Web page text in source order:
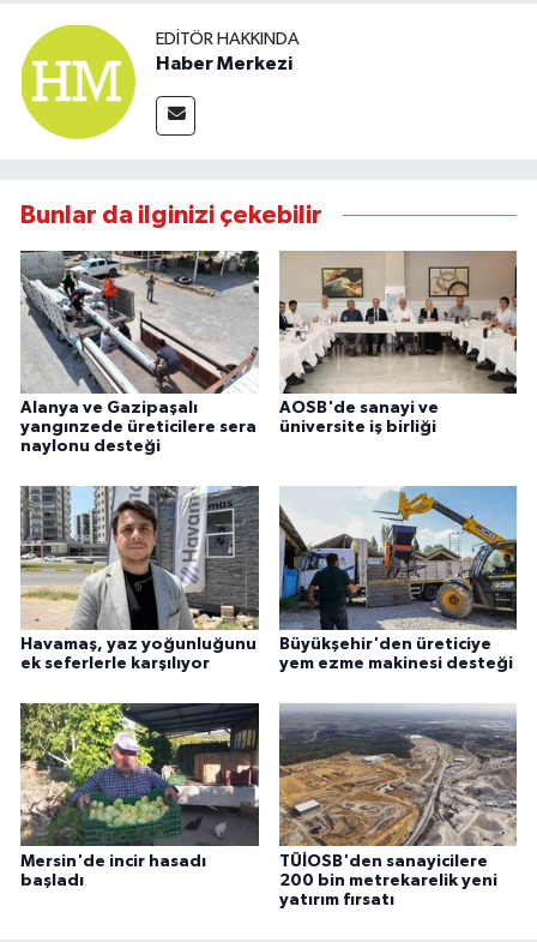
EDITÖR HAKKINDA
Haber Merkezi
Bunlar da ilginizi çekebilir
Alanya ve Gazipaşalı
yangınzede üreticilere sera
naylonu desteği
AOSB'de sanayi ve
üniversite iş birliği
Havamaş, yaz yoğunluğunu
ek seferlerle karşılıyor
Büyükşehir'den üreticiye
yem ezme makinesi desteği
Mersin'de incir hasadı
başladı
TÜİOSB'den sanayicilere
200 bin metrekarelik yeni
yatırım fırsatı